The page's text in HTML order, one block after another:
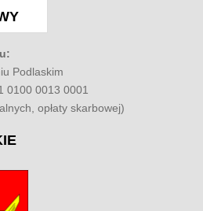
Podlaskim
0100 0013 0001
opłaty skarbowej)